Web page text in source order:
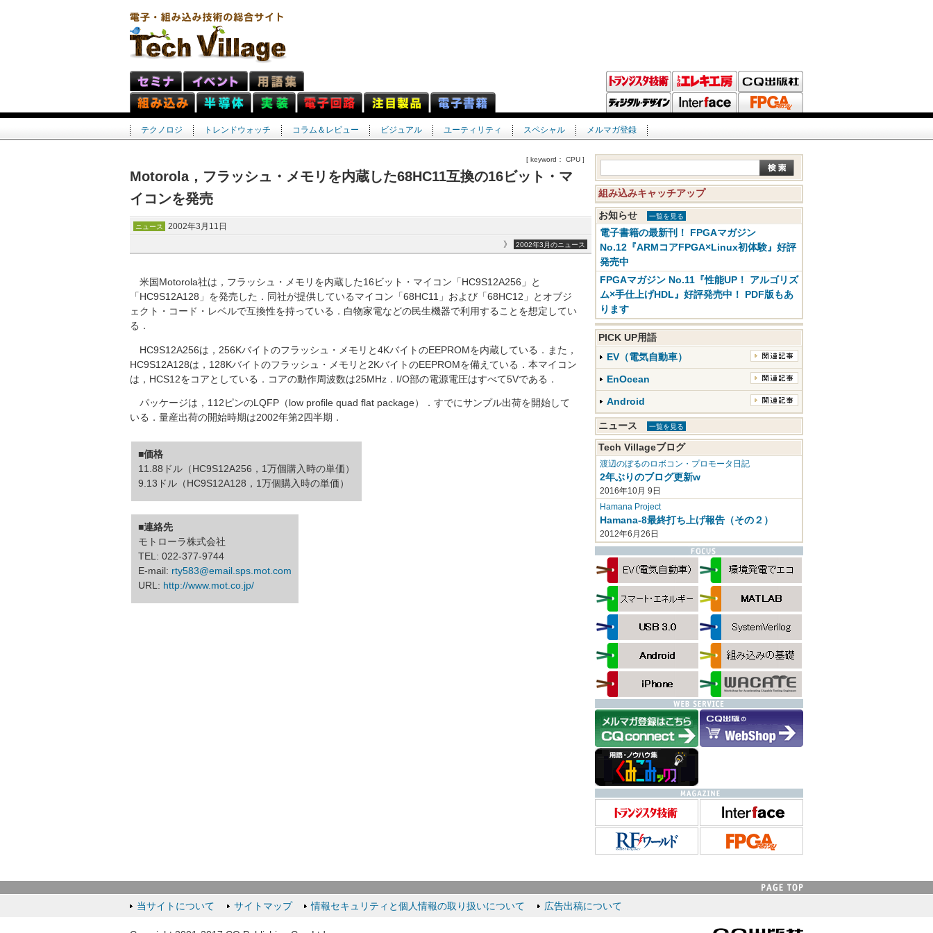
テクノロジ トレンドウォッチ コラム＆レビュー ビジュアル ユーティリティ スペシャル メルマガ登録
[ keyword： CPU ]
Motorola，フラッシュ・メモリを内蔵した68HC11互換の16ビット・マ
イコンを発売
ニュース 2002年3月11日
》 2002年3月のニュース
米国Motorola社は，フラッシュ・メモリを内蔵した16ビット・マイコン「HC9S12A256」と
「HC9S12A128」を発売した．同社が提供しているマイコン「68HC11」および「68HC12」とオブジ
ェクト・コード・レベルで互換性を持っている．白物家電などの民生機器で利用することを想定してい
る．
HC9S12A256は，256Kバイトのフラッシュ・メモリと4KバイトのEEPROMを内蔵している．また，
HC9S12A128は，128Kバイトのフラッシュ・メモリと2KバイトのEEPROMを備えている．本マイコン
は，HCS12をコアとしている．コアの動作周波数は25MHz．I/O部の電源電圧はすべて5Vである．
パッケージは，112ピンのLQFP（low profile quad flat package）．すでにサンプル出荷を開始して
いる．量産出荷の開始時期は2002年第2四半期．
■価格
11.88ドル（HC9S12A256，1万個購入時の単価）
9.13ドル（HC9S12A128，1万個購入時の単価）
■連絡先
モトローラ株式会社
TEL: 022-377-9744
E-mail: rty583@email.sps.mot.com
URL: http://www.mot.co.jp/
組み込みキャッチアップ
お知らせ 一覧を見る
電子書籍の最新刊！ FPGAマガジン
No.12『ARMコアFPGA×Linux初体験』好評
発売中
FPGAマガジン No.11『性能UP！ アルゴリズ
ム×手仕上げHDL』好評発売中！ PDF版もあ
ります
PICK UP用語
EV（電気自動車）
EnOcean
Android
ニュース 一覧を見る
Tech Villageブログ
渡辺のぼるのロボコン・プロモータ日記
2年ぶりのブログ更新w
2016年10月 9日
Hamana Project
Hamana-8最終打ち上げ報告（その２）
2012年6月26日
当サイトについて サイトマップ 情報セキュリティと個人情報の取り扱いについて 広告出稿について